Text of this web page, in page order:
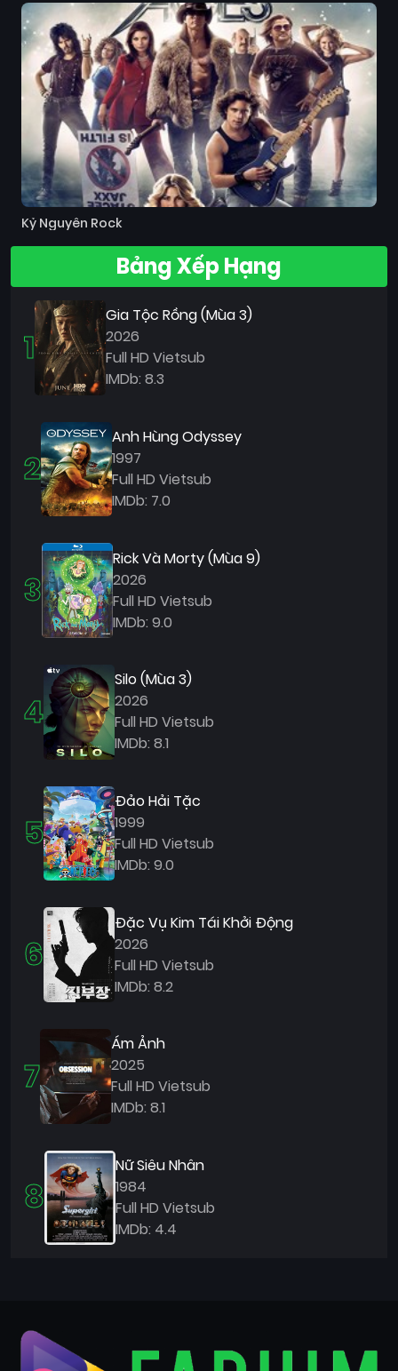
Kỷ Nguyên Rock
Bảng Xếp Hạng
1
Gia Tộc Rồng (Mùa 3)
2026
Full HD Vietsub
IMDb: 8.3
2
Anh Hùng Odyssey
1997
Full HD Vietsub
IMDb: 7.0
3
Rick Và Morty (Mùa 9)
2026
Full HD Vietsub
IMDb: 9.0
4
Silo (Mùa 3)
2026
Full HD Vietsub
IMDb: 8.1
5
Đảo Hải Tặc
1999
Full HD Vietsub
IMDb: 9.0
6
Đặc Vụ Kim Tái Khởi Động
2026
Full HD Vietsub
IMDb: 8.2
7
Ám Ảnh
2025
Full HD Vietsub
IMDb: 8.1
8
Nữ Siêu Nhân
1984
Full HD Vietsub
IMDb: 4.4